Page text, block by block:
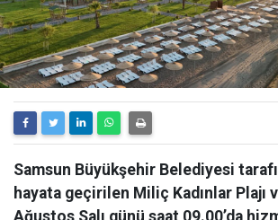
Samsun Büyükşehir Belediyesi
hayata geçirilen Miliç Kadınlar Plajı
Ağustos Salı günü saat 09.00’da